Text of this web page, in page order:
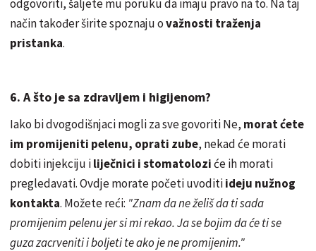
odgovoriti, šaljete mu poruku da imaju pravo na to. Na taj
način također širite spoznaju ovažnosti traženja
pristanka.
6. A što je sa zdravljem i higijenom?
Iako bi dvogodišnjaci mogli za sve govoriti Ne, morat ćete
im promijeniti pelenu, oprati zube, nekad će morati
dobiti injekciju iliječnici i stomatoloziće ih morati
pregledavati. Ovdje morate početi uvoditiideju nužnog
kontakta. Možete reći: "Znam da ne želiš da ti sada
promijenim pelenu jer si mi rekao. Ja se bojim da će ti se
guza zacrveniti i boljeti te ako je ne promijenim."